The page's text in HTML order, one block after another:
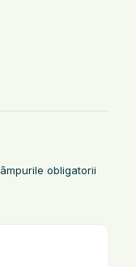
obligatorii